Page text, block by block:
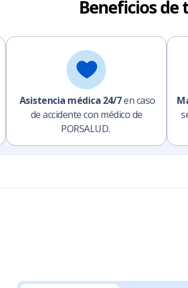
Beneficios de
Asistencia médica 24/7en caso
de accidente con médico de
PORSALUD.